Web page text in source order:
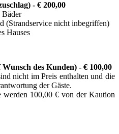
- € 200,00
Bäder
(Strandservice nicht inbegriffen)
Hauses
des Kunden) - € 100,00
nicht im Preis enthalten und die
der Gäste.
100,00 € von der Kaution